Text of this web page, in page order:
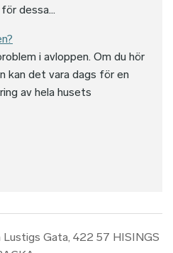
dessa...
i avloppen. Om du hör
kan det vara dags för en
av hela husets
Gata, 422 57 HISINGS